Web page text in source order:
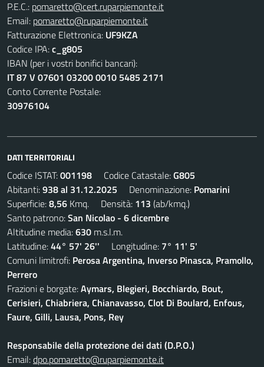
P.E.C.: pomaretto@cert.ruparpiemonte.it
Email: pomaretto@ruparpiemonte.it
Fatturazione Elettronica: UF9KZA
Codice IPA:c_g805
IBAN (per i vostri bonifici bancari):
IT 87 V 07601 03200 0010 5485 2171
Conto Corrente Postale:
30976104
DATI TERRITORIALI
Codice ISTAT:001198 Codice Catastale:G805
Abitanti:938 al 31.12.2025 Denominazione: Pomarini
Superficie:8,56 Kmq. Densità: 113 (ab/kmq.)
Santo patrono:San Nicolao - 6 dicembre
Altitudine media:630 m.s.l.m.
Latitudine:44° 57' 26'' Longitudine: 7° 11' 5'
Comuni limitrofi: Perosa Argentina, Inverso Pinasca, Pramollo,
Perrero
Frazioni e borgate:Aymars, Blegieri, Bocchiardo, Bout,
Cerisieri, Chiabriera, Chianavasso, Clot Di Boulard, Enfous,
Faure, Gilli, Lausa, Pons, Rey
Responsabile della protezione dei dati (D.P.O.)
Email:dpo.pomaretto@ruparpiemonte.it